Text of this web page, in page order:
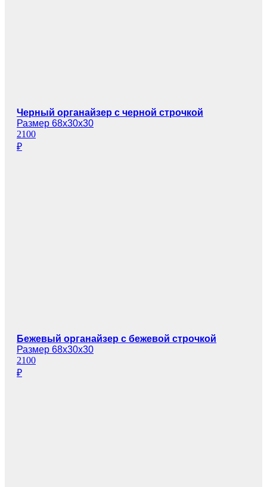
Черный органайзер с черной строчкой
Размер 68х30х30
2100
₽
Бежевый органайзер с бежевой строчкой
Размер 68х30х30
2100
₽